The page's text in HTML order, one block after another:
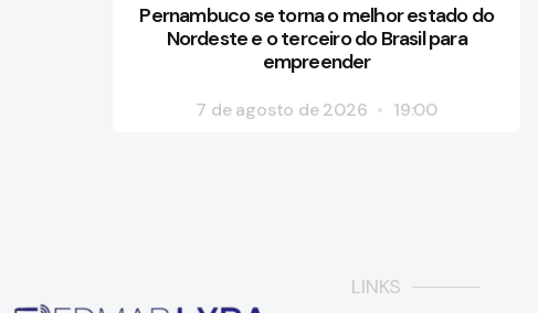
Pernambuco se torna o melhor estado do
Nordeste e o terceiro do Brasil para
empreender
7 de agosto de 2026 19:00
LINKS